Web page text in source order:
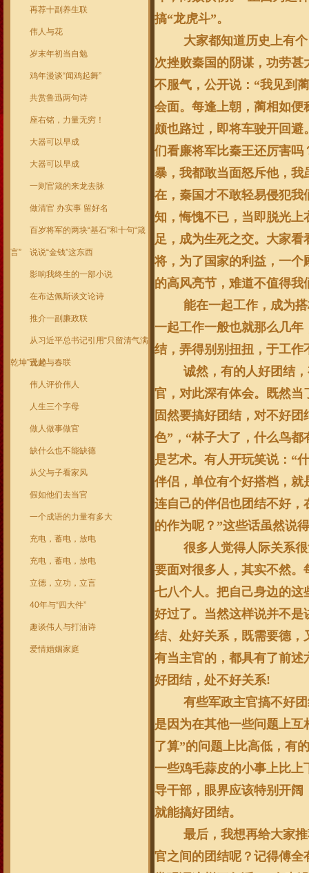
再荐十副养生联
伟人与花
岁末年初当自勉
鸡年漫谈“闻鸡起舞”
共赏鲁迅两句诗
座右铭，力量无穷！
大器可以早成
大器可以早成
一则官箴的来龙去脉
做清官 办实事 留好名
百岁将军的两块“基石”和十句“箴
言” 说说“金钱”这东西
影响我终生的一部小说
在布达佩斯谈文论诗
推介一副廉政联
从习近平总书记引用“只留清气满
乾坤”说起元帅与春联
伟人评价伟人
人生三个字母
做人做事做官
缺什么也不能缺德
从父与子看家风
假如他们去当官
一个成语的力量有多大
充电，蓄电，放电
充电，蓄电，放电
立德，立功，立言
40年与“四大件”
趣谈伟人与打油诗
爱情婚姻家庭
搞“龙虎斗”。
大家都知道历史上有
次挫败秦国的阴谋，功劳
不服气，公开说：“我见到
会面。每逢上朝，蔺相如
颇也路过，即将车驶开回
们看廉将军比秦王还厉害吗
暴，我都敢当面怒斥他，
在，秦国才不敢轻易侵犯
知，悔愧不已，当即脱光
足，成为生死之交。大家
将，为了国家的利益，一
的高风亮节，难道不值得
能在一起工作，成为
一起工作一般也就那么几
结，弄得别别扭扭，于工
诚然，有的人好团结
官，对此深有体会。既然
固然要搞好团结，对不好
色”，“林子大了，什么鸟
是艺术。有人开玩笑说：“
伴侣，单位有个好搭档，
连自己的伴侣也团结不好
的作为呢？”这些话虽然说
很多人觉得人际关系
要面对很多人，其实不然
七八个人。把自己身边的
好过了。当然这样说并不
结、处好关系，既需要德
有当主官的，都具有了前
好团结，处不好关系!
有些军政主官搞不好
是因为在其他一些问题上
了算”的问题上比高低，有
一些鸡毛蒜皮的小事上比
导干部，眼界应该特别开
就能搞好团结。
最后，我想再给大家
官之间的团结呢？记得傅